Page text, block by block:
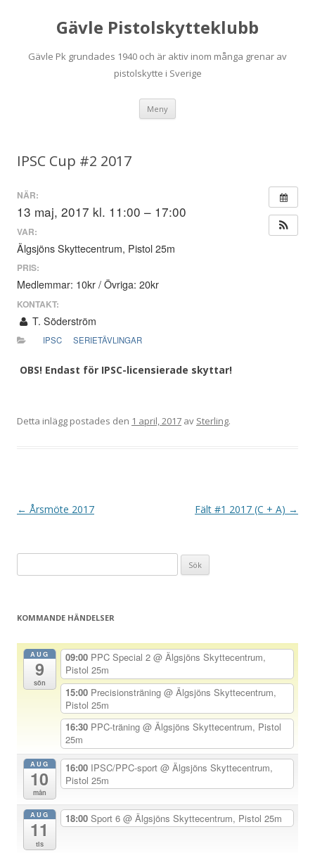
Gävle Pistolskytteklubb
Gävle Pk grundades 1940 och är aktiv inom många grenar av
pistolskytte i Sverige
Meny
IPSC Cup #2 2017
NÄR:
13 maj, 2017 kl. 11:00 – 17:00
VAR:
Älgsjöns Skyttecentrum, Pistol 25m
PRIS:
Medlemmar: 10kr / Övriga: 20kr
KONTAKT:
T. Söderström
IPSC SERIETÄVLINGAR
OBS! Endast för IPSC-licensierade skyttar!
Detta inlägg postades den 1 april, 2017 av Sterling.
I
n
n
← Årsmöte 2017 Fält #1 2017 (C + A) →
efter:
KOMMANDE HÄNDELSER
AUG
9
sön
09:00 PPC Special 2 @ Älgsjöns Skyttecentrum,
Pistol 25m
15:00 Precisionsträning @ Älgsjöns Skyttecentrum,
Pistol 25m
16:30 PPC-träning @ Älgsjöns Skyttecentrum, Pistol
25m
AUG
10
mån
16:00 IPSC/PPC-sport @ Älgsjöns Skyttecentrum,
Pistol 25m
AUG
11
tis
18:00 Sport 6 @ Älgsjöns Skyttecentrum, Pistol 25m